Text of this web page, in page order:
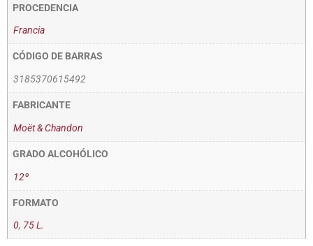
PROCEDENCIA
Francia
CÓDIGO DE BARRAS
3185370615492
FABRICANTE
Moët & Chandon
GRADO ALCOHÓLICO
12º
FORMATO
0, 75 L.